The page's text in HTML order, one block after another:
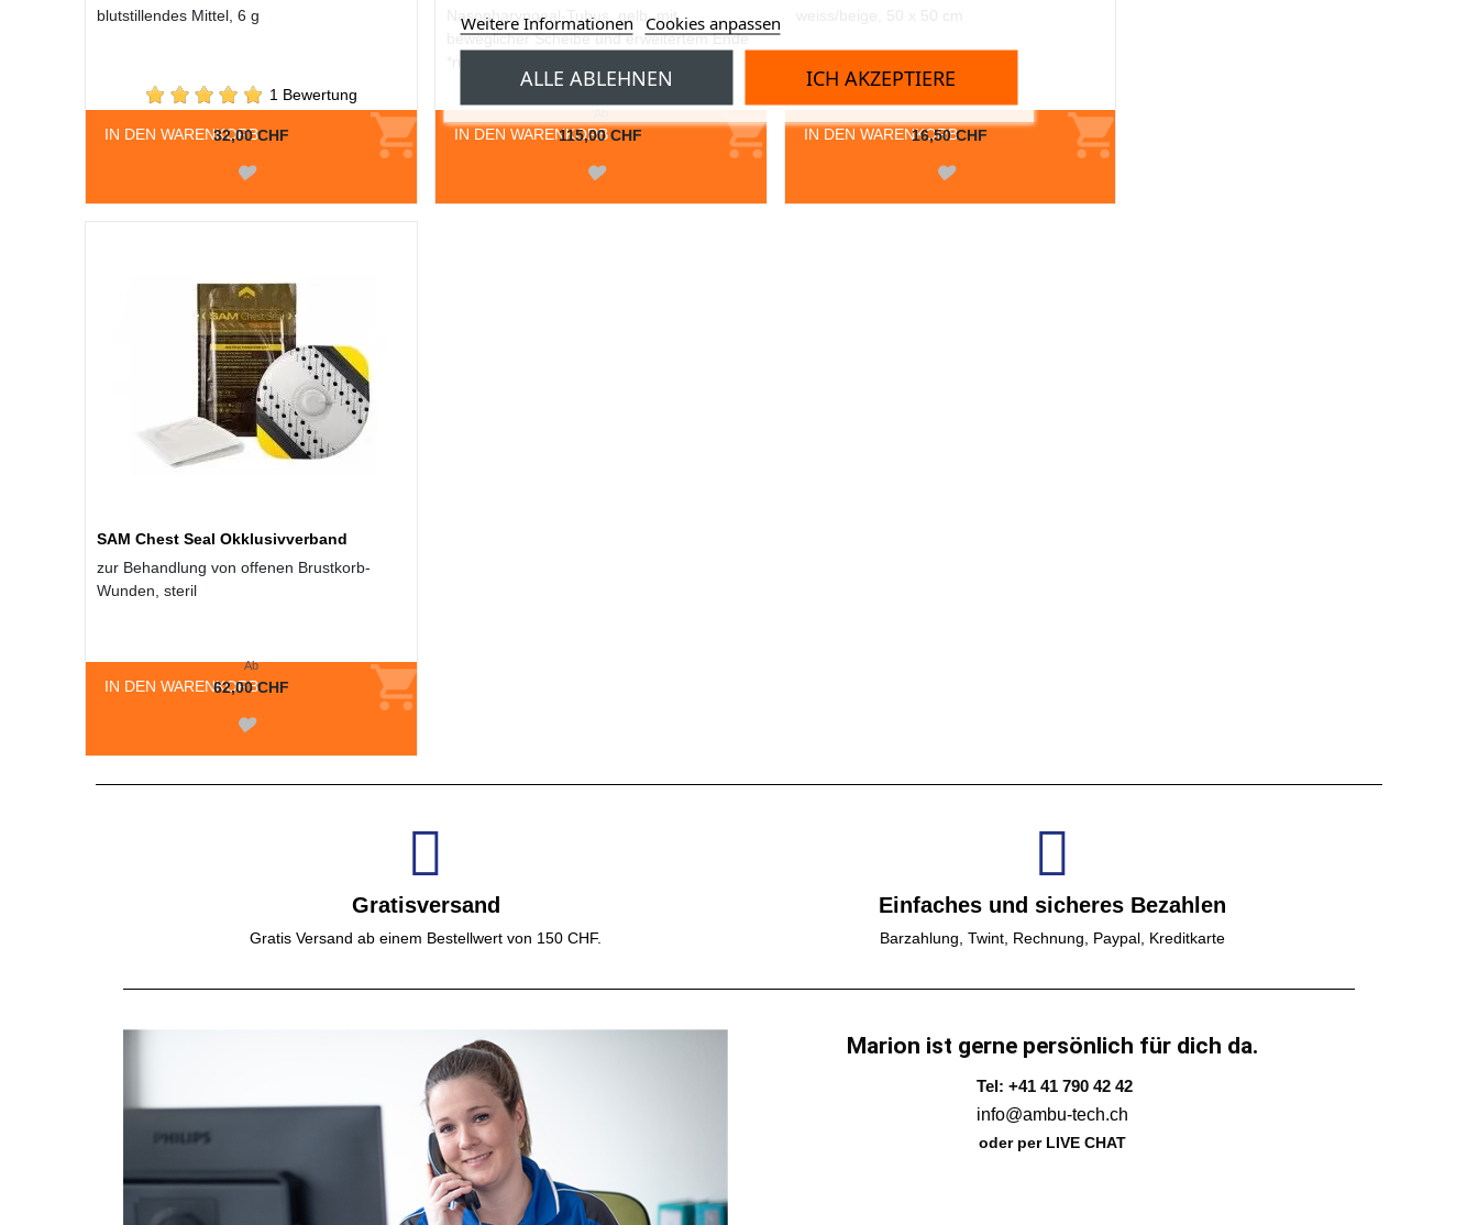
blutstillendes Mittel, 6 g
IN DEN WARENKORB
32,00 CHF
1 Bewertung
Nasopharyngeal-Tubus, gelb, mit
beweglicher Scheibe und erweitertem Ende
IN DEN WARENKORB
115,00 CHF IN DEN WARENKORB
16,50 CHF
SAM Chest Seal Okklusivverband
zur Behandlung von offenen Brustkorb-
Wunden, steril
IN DEN WARENKORB
Ab
62,00 CHF
Gratisversand
Gratis Versand ab einem Bestellwert von 150 CHF.
Einfaches und sicheres Bezahlen
Barzahlung, Twint, Rechnung, Paypal, Kreditkarte
Marion ist gerne persönlich für dich da.
Tel: +41 41 790 42 42
info@ambu-tech.ch
oder per LIVE CHAT
Weitere Informationen Cookies anpassen
ALLE ABLEHNEN ICH AKZEPTIERE